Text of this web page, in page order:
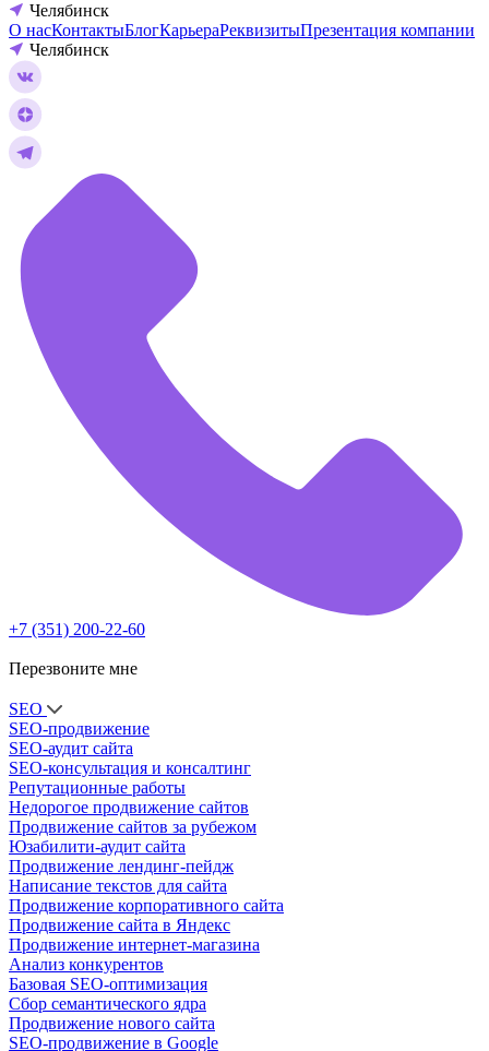
Челябинск
О насКонтактыБлогКарьераРеквизитыПрезентация компании
Челябинск
+7 (351) 200-22-60
Перезвоните мне
SEO